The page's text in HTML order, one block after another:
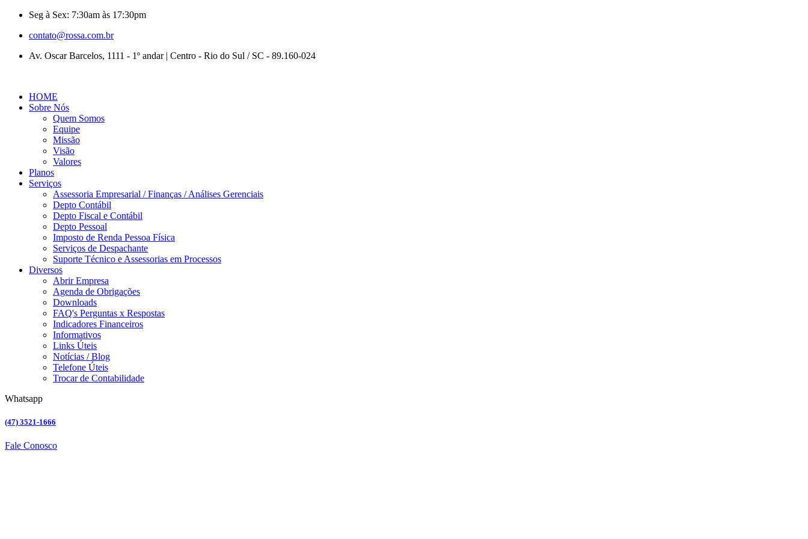
Seg à Sex: 7:30am às 17:30pm
contato@rossa.com.br
Av. Oscar Barcelos, 1111 - 1º andar | Centro - Rio do Sul / SC - 89.160-024
HOME
Sobre Nós
Quem Somos
Equipe
Missão
Visão
Valores
Planos
Serviços
Assessoria Empresarial / Finanças / Análises Gerenciais
Depto Contábil
Depto Fiscal e Contábil
Depto Pessoal
Imposto de Renda Pessoa Física
Serviços de Despachante
Suporte Técnico e Assessorias em Processos
Diversos
Abrir Empresa
Agenda de Obrigações
Downloads
FAQ's Perguntas x Respostas
Indicadores Financeiros
Informativos
Links Úteis
Notícias / Blog
Telefone Úteis
Trocar de Contabilidade
Whatsapp
(47) 3521-1666
Fale Conosco